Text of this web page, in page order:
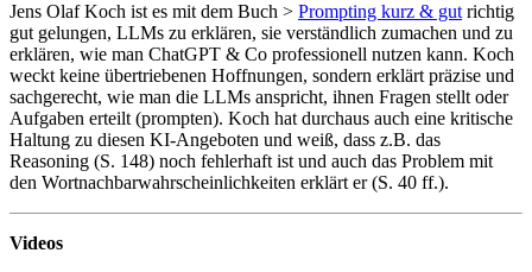
Jens Olaf Koch ist es mit dem Buch > Prompting kurz & gutrichtig
gut gelungen, LLMs zu erklären, sie verständlich zumachen und zu
erklären, wie man ChatGPT & Co professionell nutzen kann. Koch
weckt keine übertriebenen Hoffnungen, sondern erklärt präzise und
sachgerecht, wie man die LLMs anspricht, ihnen Fragen stellt oder
Aufgaben erteilt (prompten). Koch hat durchaus auch eine kritische
Haltung zu diesen KI-Angeboten und weiß, dass z.B. das
Reasoning (S. 148) noch fehlerhaft ist und auch das Problem mit
den Wortnachbarwahrscheinlichkeiten erklärt er (S. 40 ff.).
Videos